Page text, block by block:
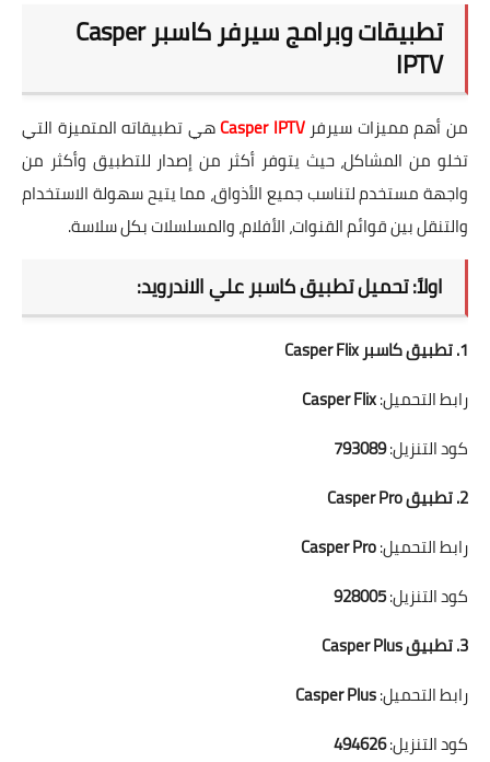
تطبيقات وبرامج سيرفر كاسبر Casper
IPTV
من أهم مميزات سيرفرCasper IPTVهي تطبيقاته المتميزة التي
تخلو من المشاكل، حيث يتوفر أكثر من إصدار للتطبيق وأكثر من
واجهة مستخدم لتناسب جميع الأذواق، مما يتيح سهولة الاستخدام
والتنقل بين قوائم القنوات، الأفلام، والمسلسلات بكل سلاسة.
اولاً: تحميل تطبيق كاسبر علي الاندرويد:
1. تطبيق كاسبر Casper Flix
رابط التحميل:Casper Flix
كود التنزيل:793089
2. تطبيق Casper Pro
رابط التحميل:Casper Pro
كود التنزيل:928005
3. تطبيق Casper Plus
رابط التحميل:Casper Plus
كود التنزيل:494626